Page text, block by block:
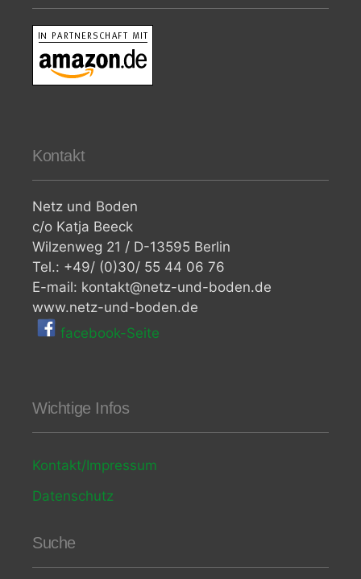
Kontakt
Netz und Boden
c/o Katja Beeck
Wilzenweg 21 / D-13595 Berlin
Tel.: +49/ (0)30/ 55 44 06 76
E-mail: kontakt@netz-und-boden.de
www.netz-und-boden.de
facebook-Seite
Wichtige Infos
Kontakt/Impressum
Datenschutz
Suche